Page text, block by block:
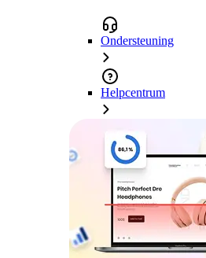
Ondersteuning
Helpcentrum